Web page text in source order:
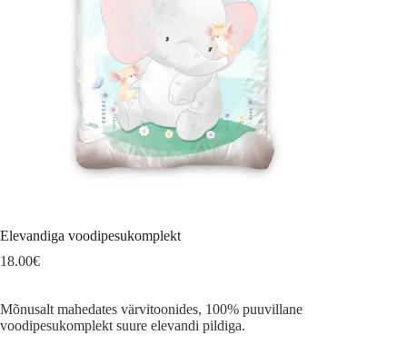
Elevandiga voodipesukomplekt
18.00€
Mõnusalt mahedates värvitoonides, 100% puuvillane
voodipesukomplekt suure elevandi pildiga.